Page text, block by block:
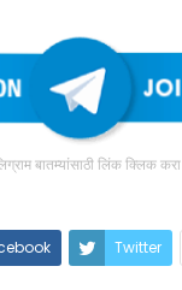
बातम्यांसाठी लिंक क्लिक करा
Twitter